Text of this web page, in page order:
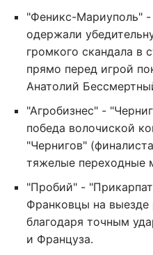
"Феникс-Мариуполь"
одержали
громкого скандала в
прямо перед игрой
Анатолий
"Агробизнес" -
победа волочиской
"Чернигов"
тяжелые переходные
"Пробий" -
Франковцы на выезде
благодаря точным
и Француза.